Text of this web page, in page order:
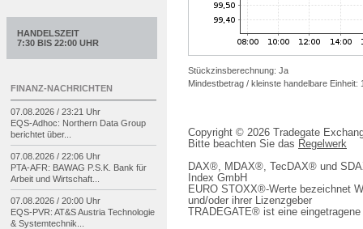
Stückzinsberechnung: Ja
Mindestbetrag / kleinste handelbare Einheit:
Copyright © 2026 Tradegate
Bitte beachten Sie das Regelwerk
DAX®, MDAX®, TecDAX® und
Index GmbH
EURO STOXX®-Werte bezeichnet
und/oder ihrer Lizenzgeber
TRADEGATE® ist eine
HANDELSZEIT
7:30 BIS 22:00 UHR
FINANZ-NACHRICHTEN
07.08.2026 / 23:21 Uhr
EQS-Adhoc: Northern Data Group
berichtet über...
07.08.2026 / 22:06 Uhr
PTA-AFR: BAWAG P.S.K. Bank für
Arbeit und Wirtschaft...
07.08.2026 / 20:00 Uhr
EQS-PVR: AT&S Austria Technologie
& Systemtechnik...